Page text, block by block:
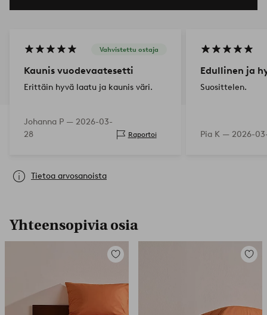
Vahvistettu ostaja
Kaunis vuodevaatesetti
Erittäin hyvä laatu ja kaunis väri.
Johanna P — 2026-03-
28
Raportoi
Edullinen ja
Suosittelen.
Pia K — 2026-
Tietoa arvosanoista
Yhteensopivia osia
Lisää
Lisää